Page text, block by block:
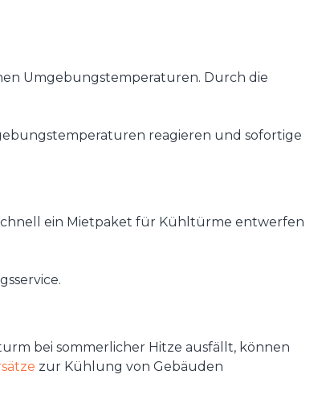
Umgebungstemperaturen. Durch die
reagieren und sofortige
ein Mietpaket für Kühltürme entwerfen
bei sommerlicher Hitze ausfällt, können
zur Kühlung von Gebäuden